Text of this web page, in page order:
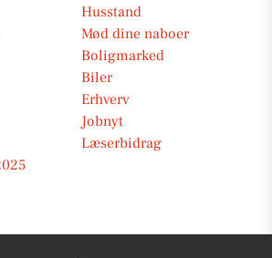
Husstand
Mød dine naboer
Boligmarked
Biler
Erhverv
Jobnyt
Læserbidrag